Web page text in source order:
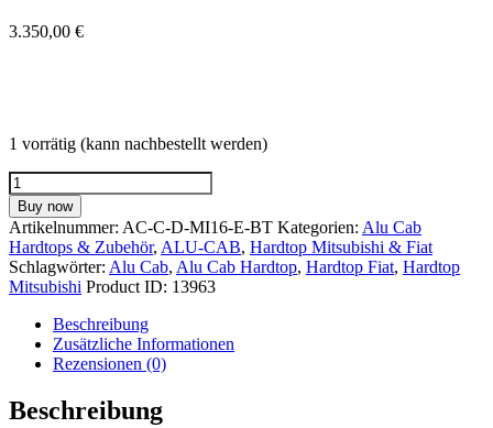
3.350,00 €
1 vorrätig (kann nachbestellt werden)
Alu-
Cab
Hardtop
EXPLORER
Mitsubishi
L200/
Fiat
Fullback
Bj.2015
Doppelkabine
schwarz/
geriffelt
Buy now
Artikelnummer: AC-C-D-MI16-E-BT Kategorien: Alu Cab
Hardtops & Zubehör, ALU-CAB, Hardtop Mitsubishi & Fiat
Schlagwörter: Alu Cab, Alu Cab Hardtop, Hardtop Fiat, Hardtop
Mitsubishi Product ID: 13963
Beschreibung
Zusätzliche Informationen
Rezensionen (0)
Beschreibung